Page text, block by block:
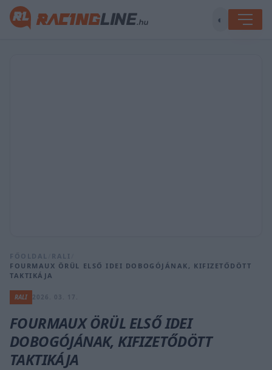
◐
FŐOLDAL RALI
FOURMAUX ÖRÜL ELSŐ IDEI DOBOGÓJÁNAK, KIFIZETŐDÖTT
TAKTIKÁJA
RALI
FOURMAUX ÖRÜL ELSŐ IDEI
DOBOGÓJÁNAK, KIFIZETŐDÖTT
TAKTIKÁJA